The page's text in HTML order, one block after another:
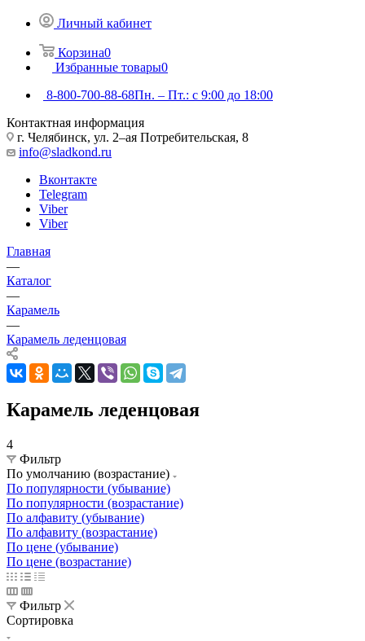
Личный кабинет
Корзина0
Избранные товары0
8-800-700-88-68Пн. – Пт.: с 9:00 до 18:00
Контактная информация
г. Челябинск, ул. 2–ая Потребительская, 8
info@sladkond.ru
Вконтакте
Telegram
Viber
Viber
Главная
—
Каталог
—
Карамель
—
Карамель леденцовая
Карамель леденцовая
4
Фильтр
По умолчанию (возрастание)
По популярности (убывание)
По популярности (возрастание)
По алфавиту (убывание)
По алфавиту (возрастание)
По цене (убывание)
По цене (возрастание)
Фильтр
Сортировка